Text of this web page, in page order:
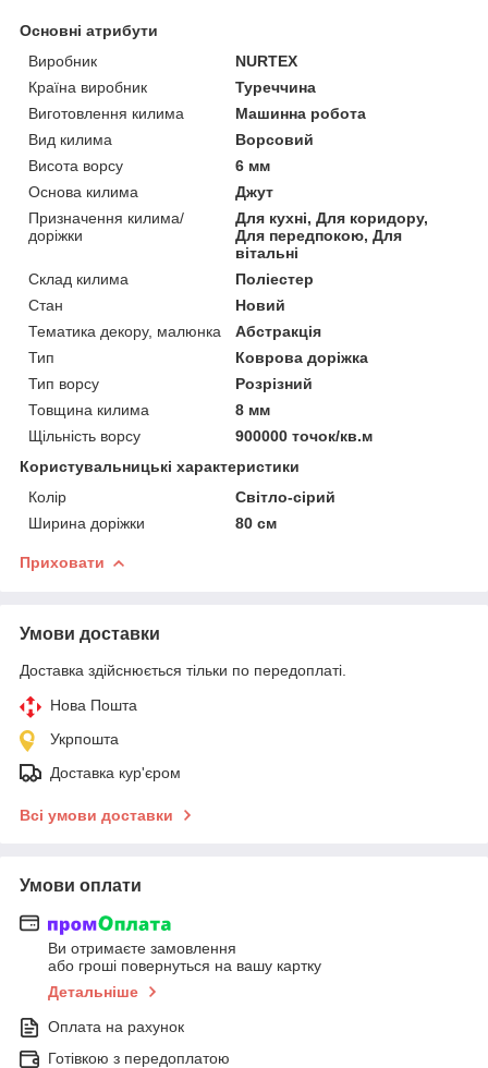
Основні атрибути
Виробник
NURTEX
Країна виробник
Туреччина
Виготовлення килима
Машинна робота
Вид килима
Ворсовий
Висота ворсу
6 мм
Основа килима
Джут
Призначення килима/
доріжки
Для кухні, Для коридору,
Для передпокою, Для
вітальні
Склад килима
Поліестер
Стан
Новий
Тематика декору, малюнка
Абстракція
Тип
Коврова доріжка
Тип ворсу
Розрізний
Товщина килима
8 мм
Щільність ворсу
900000 точок/кв.м
Користувальницькі характеристики
Колір
Світло-сірий
Ширина доріжки
80 см
Приховати
Умови доставки
Доставка здійснюється тільки по передоплаті.
Нова Пошта
Укрпошта
Доставка кур'єром
Всі умови доставки
Умови оплати
Ви отримаєте замовлення
або гроші повернуться на вашу картку
Детальніше
Оплата на рахунок
Готівкою з передоплатою